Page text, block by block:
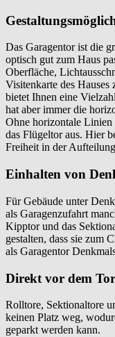
Das Garagentor ist die
optisch gut zum Haus
Oberfläche,
Visitenkarte des Hauses
bietet Ihnen eine
hat aber immer die
Ohne horizontale
das Flügeltor aus. Hier
Freiheit in der
Einhalten von
Für Gebäude unter
als Garagenzufahrt
Kipptor und das
gestalten, dass sie zum
als Garagentor
Direkt vor dem
Rolltore, Sektionaltore
keinen Platz weg,
geparkt werden kann.